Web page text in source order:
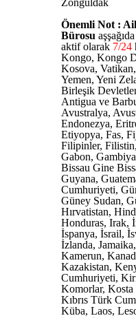
Zonguldak
Önemli Not :
Bürosu
aktif olarak 7/24
Kongo, Kongo
Kosova,
Yemen, Yeni
Birleşik
Antigua ve
Avustralya,
Endonezya,
Etiyopya, Fas,
Filipinler,
Gabon,
Bissau Gine
Guyana,
Cumhuriyeti,
Güney Sudan,
Hırvatistan,
Honduras, Irak,
İspanya, İsrail,
İzlanda,
Kamerun,
Kazakistan,
Cumhuriyeti,
Komorlar,
Kıbrıs Türk
Küba, Laos,